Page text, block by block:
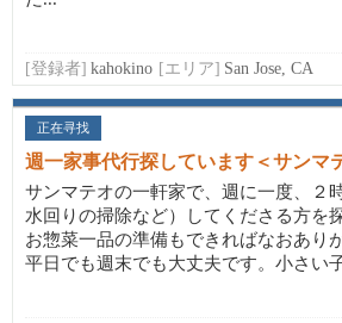
[登録者] kahokino [エリア] San Jose, CA
正在寻找
週一家事代行探しています＜サンマ
サンマテオの一軒家で、週に一度、２
水回りの掃除など）してくださる方を
お惣菜一品の準備もできればなおあり
平日でも週末でも大丈夫です。小さい